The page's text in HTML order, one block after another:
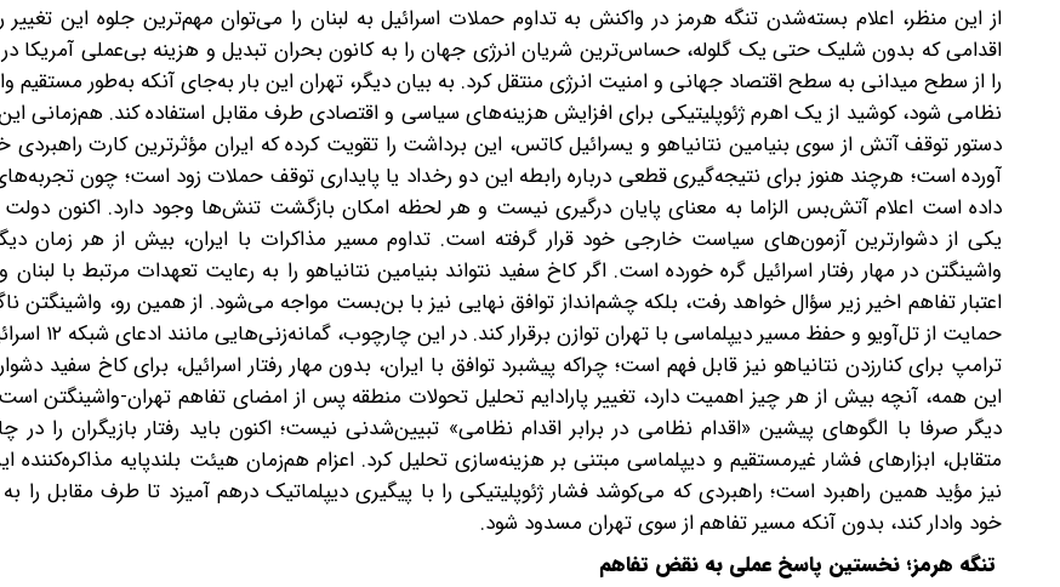
از این منظر، اعلام بسته‌شدن تنگه هرمز در واکنش به تداوم حملات اسرائیل به لبنان را می‌توان مهم‌ترین جلوه این تغییر
اقدامی که بدون شلیک حتی یک گلوله، حساس‌ترین شریان انرژی جهان را به کانون بحران تبدیل و هزینه بی‌عملی آمریکا
را از سطح میدانی به سطح اقتصاد جهانی و امنیت انرژی منتقل کرد. به بیان دیگر، تهران این بار به‌جای آنکه به‌طور مستقیم‌
نظامی شود، کوشید از یک اهرم ژئوپلیتیکی برای افزایش هزینه‌های سیاسی و اقتصادی طرف مقابل استفاده کند. هم‌زمانی
دستور توقف آتش از سوی بنیامین نتانیاهو و یسرائیل کاتس، این برداشت را تقویت کرده که ایران مؤثرترین کارت راهبردی
آورده است؛ هرچند هنوز برای نتیجه‌گیری قطعی درباره رابطه این دو رخداد یا پایداری توقف حملات زود است؛ چون
داده است ‌اعلام آتش‌بس‌ الزاما به معنای پایان درگیری نیست و هر لحظه امکان بازگشت تنش‌ها وجود دارد. اکنون دولت
یکی از دشوارترین آزمون‌های سیاست خارجی خود قرار گرفته است. تداوم مسیر مذاکرات با ایران، بیش از هر زمان
واشینگتن در مهار رفتار اسرائیل گره خورده است. اگر کاخ سفید نتواند بنیامین نتانیاهو را به رعایت تعهدات مرتبط با لبنان
اعتبار تفاهم اخیر زیر سؤال خواهد رفت، بلکه چشم‌انداز توافق نهایی نیز با بن‌بست مواجه می‌شود. از همین رو، واشینگتن
حمایت از تل‌آویو و حفظ مسیر
ترامپ برای کنار‌زدن نتانیاهو نیز قابل فهم است؛ چرا‌که پیشبرد توافق با ایران، بدون مهار رفتار اسرائیل، برای کاخ سفید
این همه، آنچه بیش از هر چیز اهمیت دارد، تغییر پارادایم تحلیل تحولات منطقه پس از امضای تفاهم تهران-واشینگتن
دیگر صرفا با الگوهای پیشین «اقدام نظامی در برابر اقدام نظامی» ‌تبیین‌شدنی نیست؛ اکنون باید رفتار بازیگران را در
متقابل، ابزارهای فشار غیرمستقیم و دیپلماسی مبتنی بر هزینه‌سازی تحلیل کرد. اعزام هم‌زمان هیئت بلندپایه مذاکره‌کننده
نیز مؤید همین راهبرد است؛ راهبردی که می‌کوشد فشار ژئوپلیتیکی را با پیگیری دیپلماتیک درهم آمیزد تا طرف مقابل را
خود وادار کند، بدون آنکه مسیر تفاهم از سوی تهران مسدود شود.
تنگه هرمز؛ نخستین پاسخ عملی به نقض تفاهم